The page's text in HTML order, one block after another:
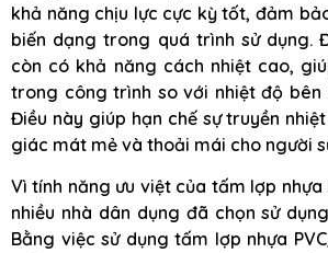
khả năng chịu lực cực kỳ tốt, đảm
biến dạng trong quá trình sử dụng.
còn có khả năng cách nhiệt cao,
trong công trình so với nhiệt độ bên
Điều này giúp hạn chế sự truyền
giác mát mẻ và thoải mái cho người
Vì tính năng ưu việt của tấm lợp nhựa
nhiều nhà dân dụng đã chọn sử
Bằng việc sử dụng tấm lợp nhựa